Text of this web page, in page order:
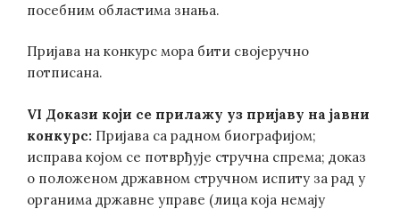
посебним областима знања.
Пријава на конкурс мора бити својеручно
потписана.
VI Докази који се прилажу уз пријаву на јавни
конкурс: Пријава са радном биографијом;
исправа којом се потврђује стручна спрема; доказ
о положеном државном стручном испиту за рад у
органима државне управе (лица која немају